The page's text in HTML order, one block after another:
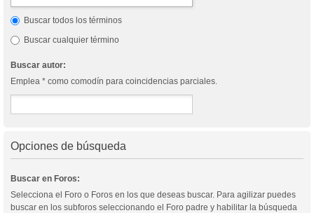
Buscar todos los términos
Buscar cualquier término
Buscar autor:
Emplea * como comodín para coincidencias parciales.
Opciones de búsqueda
Buscar en Foros:
Selecciona el Foro o Foros en los que deseas buscar. Para agilizar puedes
buscar en los subforos seleccionando el Foro padre y habilitar la búsqueda